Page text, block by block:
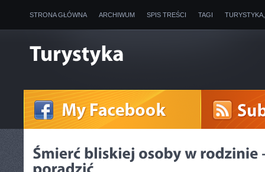
STRONA GŁÓWNA ARCHIWUM SPIS TREŚCI TAGI